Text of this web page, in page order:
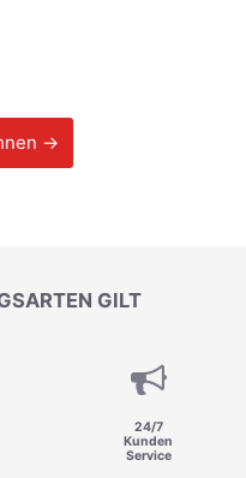
→
GILT
24/7
Kunden
Service